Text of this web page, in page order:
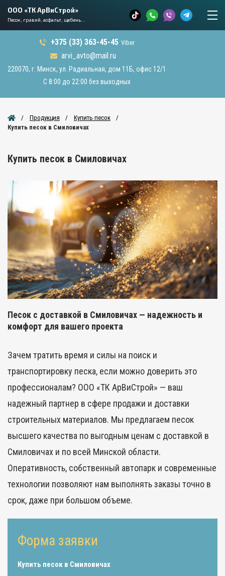
+375 (33) 363-45-45 Viber
arvi_avto@mail.ru
220070, г. Минск, ул. Радиальная, дом 11Б, офис 12/1
С 8:00 до 22:00 без выходных
ООО «ТК АрВиСтрой»
Песок, гравий, асфальт, щебень...
Продукция
Купить песок
Купить песок в Смиловичах
Купить песок в Смиловичах
Песок с доставкой в Смиловичах — надежность и
комфорт для вашего проекта
Зачем тратить время и силы на поиск и
транспортировку песка, если можно доверить это
профессионалам? ООО «ТК АрВиСтрой» — ваш
надежный партнер в сфере продажи и доставки
строительных материалов. Мы предлагаем песок
высшего качества по выгодным ценам с доставкой в
Смиловичах и по всей Минской области.
Оперативность, собственный автопарк и современные
технологии позволяют нам выполнять заказы точно в
срок, даже при большом объеме.
Форма заявки
Купить песок в Смиловичах